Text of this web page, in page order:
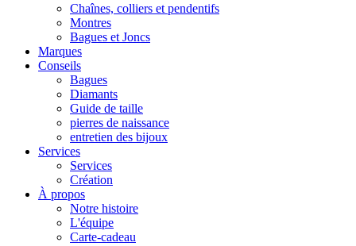
Chaînes, colliers et pendentifs
Montres
Bagues et Joncs
Marques
Conseils
Bagues
Diamants
Guide de taille
pierres de naissance
entretien des bijoux
Services
Services
Création
À propos
Notre histoire
L'équipe
Carte-cadeau